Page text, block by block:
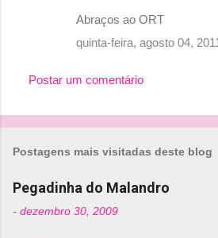
Abraços ao ORT
quinta-feira, agosto 04,
Postar um comentário
Postagens mais visitadas deste blog
Pegadinha do Malandro
- dezembro 30, 2009